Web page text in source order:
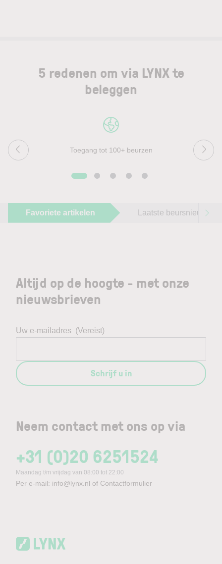
5 redenen om via LYNX te
beleggen
Toegang tot 100+ beurzen
Favoriete artikelen Laatste beursnieuws
Neem contact met ons op via
+31 (0)20 6251524
Maandag t/m vrijdag van 08:00 tot 22:00
Per e-mail: info@lynx.nl of Contactformulier
Altijd op de hoogte - met onze
nieuwsbrieven
Uw e-mailadres (Vereist)
Schrijf u in